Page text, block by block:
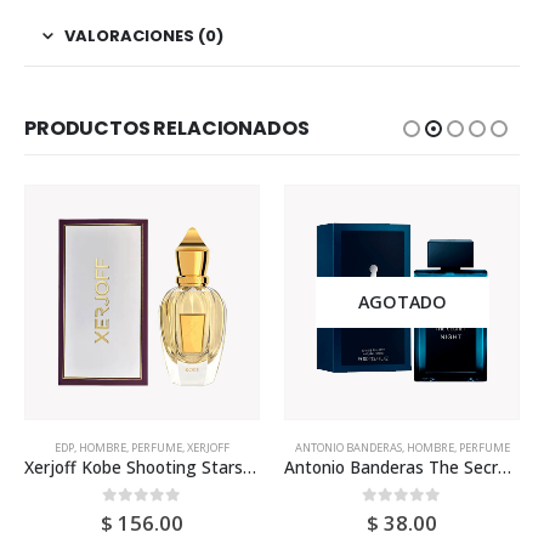
VALORACIONES (0)
PRODUCTOS RELACIONADOS
EDP, HOMBRE, PERFUME,XERJOFF
Xerjoff Kobe Shooting Stars Edp 50ml Para Hombre
0 out of 5
$ 156.00
AGOTADO
ANTONIO BANDERAS, HOMBRE, PERFUME
Antonio Banderas The Secret Night 100ml Para Hombr
0out of 5
$ 38.00